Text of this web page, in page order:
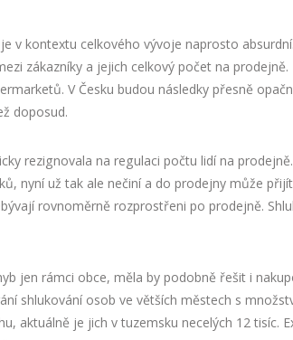
v kontextu celkového vývoje naprosto
zákazníky a jejich celkový počet na
V Česku budou následky přesně
doposud.
rezignovala na regulaci počtu lidí na
nyní už tak ale nečiní a do prodejny může
rovnoměrně rozprostřeni po prodejně.
jen rámci obce, měla by podobně řešit i
shlukování osob ve větších městech s
aktuálně je jich v tuzemsku necelých 12 tisíc.